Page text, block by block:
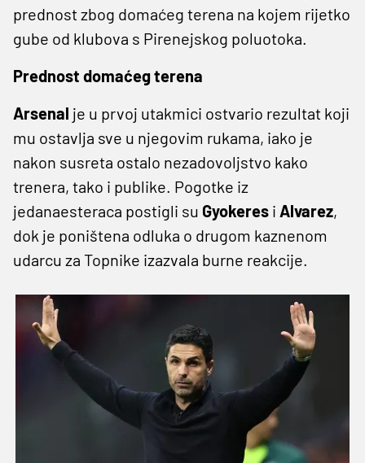
prednost zbog domaćeg terena na kojem rijetko
gube od klubova s Pirenejskog poluotoka.
Prednost domaćeg terena
Arsenal je u prvoj utakmici ostvario rezultat koji
mu ostavlja sve u njegovim rukama, iako je
nakon susreta ostalo nezadovoljstvo kako
trenera, tako i publike. Pogotke iz
jedanaesteraca postigli su Gyokeres i Alvarez,
dok je poništena odluka o drugom kaznenom
udarcu za Topnike izazvala burne reakcije.